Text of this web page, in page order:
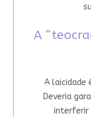
A
A laicidade
Deveria
interferir